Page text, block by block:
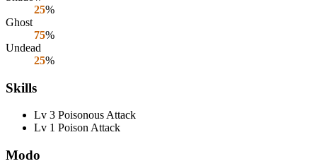
25%
Ghost
75%
Undead
25%
Skills
Lv 3 Poisonous Attack
Lv 1 Poison Attack
Modo